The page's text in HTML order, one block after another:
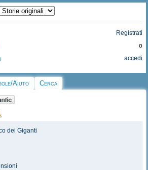
Registrati
o
accedi
Aiuto Cerca
dei Giganti